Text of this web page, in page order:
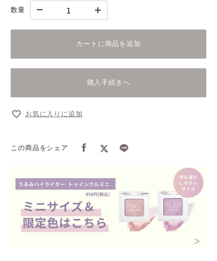
数量
カートに商品を追加
購入手続きへ
お気に入りに追加
この商品をシェア